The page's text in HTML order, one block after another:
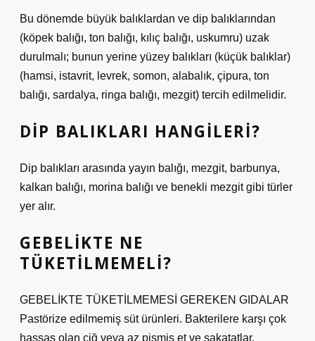
Bu dönemde büyük balıklardan ve dip balıklarından
(köpek balığı, ton balığı, kılıç balığı, uskumru) uzak
durulmalı; bunun yerine yüzey balıkları (küçük balıklar)
(hamsi, istavrit, levrek, somon, alabalık, çipura, ton
balığı, sardalya, ringa balığı, mezgit) tercih edilmelidir.
DIP BALIKLARI HANGILERI?
Dip balıkları arasında yayın balığı, mezgit, barbunya,
kalkan balığı, morina balığı ve benekli mezgit gibi türler
yer alır.
GEBELIKTE NE
TÜKETILMEMELI?
GEBELİKTE TÜKETİLMEMESİ GEREKEN GIDALAR
Pastörize edilmemiş süt ürünleri. Bakterilere karşı çok
hassas olan çiğ veya az pişmiş et ve sakatatlar.